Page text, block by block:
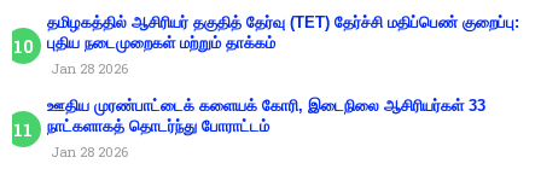
தமிழகத்தில் ஆசிரியர் தகுதித் தேர்வு (TET) தேர்ச்சி மதிப்பெண் குறைப்பு:
புதிய நடைமுறைகள் மற்றும் தாக்கம்
Jan 28 2026
ஊதிய முரண்பாட்டைக் களையக் கோரி, இடைநிலை ஆசிரியர்கள் 33
நாட்களாகத் தொடர்ந்து போராட்டம்
Jan 28 2026